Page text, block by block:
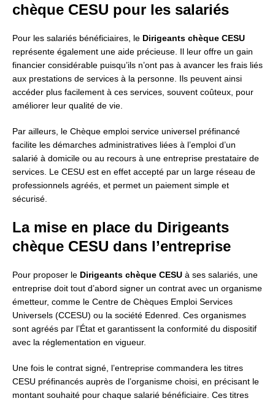
chèque CESU pour les salariés
Pour les salariés bénéficiaires, le Dirigeants chèque CESU
représente également une aide précieuse. Il leur offre un gain
financier considérable puisqu’ils n’ont pas à avancer les frais liés
aux prestations de services à la personne. Ils peuvent ainsi
accéder plus facilement à ces services, souvent coûteux, pour
améliorer leur qualité de vie.
Par ailleurs, le Chèque emploi service universel préfinancé
facilite les démarches administratives liées à l’emploi d’un
salarié à domicile ou au recours à une entreprise prestataire de
services. Le CESU est en effet accepté par un large réseau de
professionnels agréés, et permet un paiement simple et
sécurisé.
La mise en place du Dirigeants
chèque CESU dans l’entreprise
Pour proposer le Dirigeants chèque CESU à ses salariés, une
entreprise doit tout d’abord signer un contrat avec un organisme
émetteur, comme le Centre de Chèques Emploi Services
Universels (CCESU) ou la société Edenred. Ces organismes
sont agréés par l’État et garantissent la conformité du dispositif
avec la réglementation en vigueur.
Une fois le contrat signé, l’entreprise commandera les titres
CESU préfinancés auprès de l’organisme choisi, en précisant le
montant souhaité pour chaque salarié bénéficiaire. Ces titres